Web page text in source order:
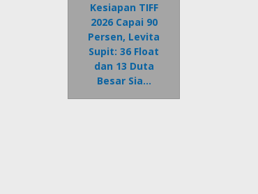
Kesiapan TIFF
2026 Capai 90
Persen, Levita
Supit: 36 Float
dan 13 Duta
Besar Sia…